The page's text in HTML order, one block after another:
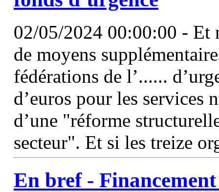
02/05/2024 00:00:00 - Et
de moyens
fédérations de l’......
d’euros pour les
d’une "réforme
secteur". Et si les treize
En bref - Financement